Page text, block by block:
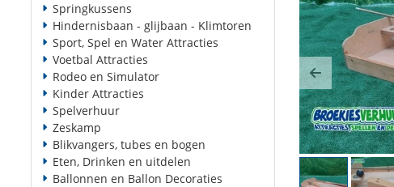
Springkussens
Hindernisbaan - glijbaan - Klimtoren
Sport, Spel en Water Attracties
Voetbal Attracties
Rodeo en Simulator
Kinder Attracties
Spelverhuur
Zeskamp
Blikvangers, tubes en bogen
Eten, Drinken en uitdelen
Ballonnen en Ballon Decoraties
Previous